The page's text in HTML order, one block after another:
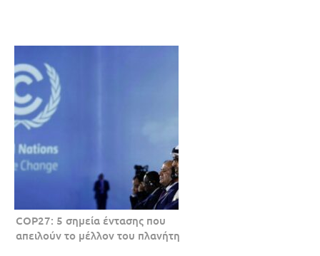
COP27: 5 σημεία έντασης που
απειλούν το μέλλον του πλανήτη